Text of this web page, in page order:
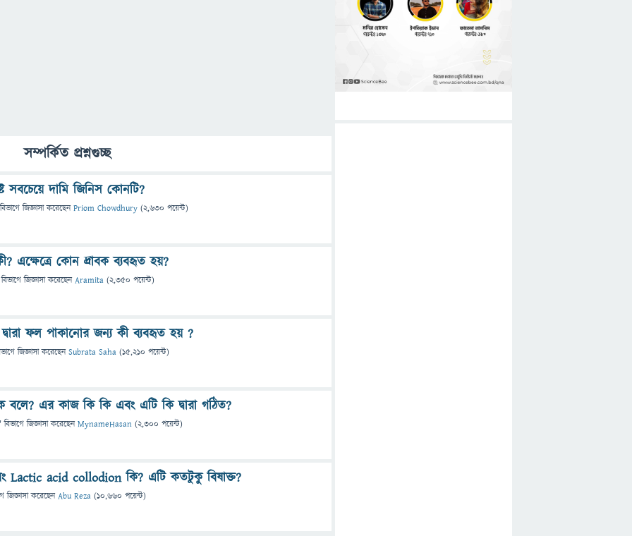
সম্পর্কিত প্রশ্নগুচ্ছ
সবচেয়ে দামি জিনিস কোনটি?
জিজ্ঞাসাকরেছেনPriom Chowdhury (2,630 পয়েন্ট)
এক্ষেত্রে কোন দ্রাবক ব্যবহৃত হয়?
জিজ্ঞাসাকরেছেনAramita (2,350 পয়েন্ট)
দ্বারা ফল পাকানোর জন্য কী ব্যবহৃত হয় ?
জিজ্ঞাসাকরেছেনSubrata Saha (15,210 পয়েন্ট)
বলে? এর কাজ কি কি এবং এটি কি দ্বারা গঠিত?
বিভাগে জিজ্ঞাসাকরেছেনMynameHasan (2,300 পয়েন্ট)
Lactic acid collodion কি? এটি কতটুকু বিষাক্ত?
জিজ্ঞাসাকরেছেনAbu Reza (10,660 পয়েন্ট)